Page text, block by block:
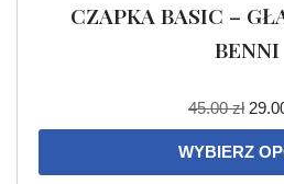
CZAPKA BASIC –
BENNI
45.00zł
WYBIERZ